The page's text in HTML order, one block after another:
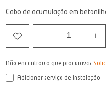
Cabo de acumulação em
1
Não encontrou o que procurava?
Adicionar serviço de instalação